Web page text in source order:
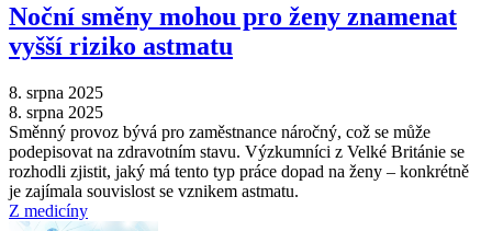
Noční směny mohou pro ženy znamenat
vyšší riziko astmatu
8. srpna 2025
8. srpna 2025
Směnný provoz bývá pro zaměstnance náročný, což se může
podepisovat na zdravotním stavu. Výzkumníci z Velké Británie se
rozhodli zjistit, jaký má tento typ práce dopad na ženy –⁠ konkrétně
je zajímala souvislost se vznikem astmatu.
Z medicíny